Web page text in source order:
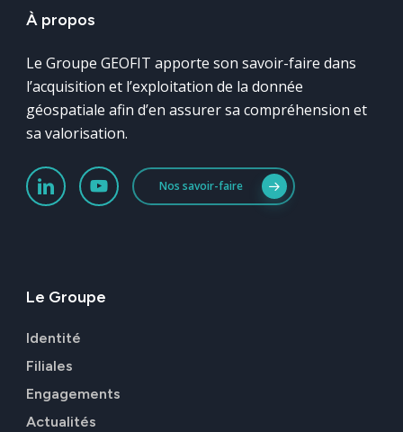
À propos
Le Groupe GEOFIT apporte son savoir-faire dans
l’acquisition et l’exploitation de la donnée
géospatiale afin d’en assurer sa compréhension et
sa valorisation.
Nos savoir-faire
Le Groupe
Identité
Filiales
Engagements
Actualités